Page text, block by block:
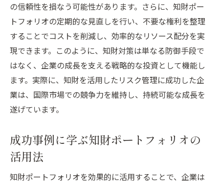
知財を活用した国際提携の進め方
成功を引き寄せる知財活用のステップ
実践的な知財対策で未来のビジネスチャンスを
掴む方法
知財対策の実践ステップとその効果
未来のビジネスチャンスにつながる知財戦
略
の発掘
未来を見据えた知財ポートフォリオの重要
の信頼性を損なう可能性があります。さらに、知財ポー
トフォリオの定期的な見直しを行い、不要な権利を整理
することでコストを削減し、効率的なリソース配分を実
現できます。このように、知財対策は単なる防御手段で
はなく、企業の成長を支える戦略的な投資として機能し
ます。実際に、知財を活用したリスク管理に成功した企
業は、国際市場での競争力を維持し、持続可能な成長を
遂げています。
成功事例に学ぶ知財ポートフォリオの
活用法
知財ポートフォリオを効果的に活用することで、企業は